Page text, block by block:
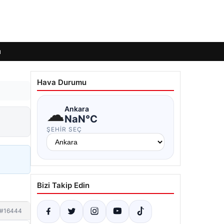
#16444
Hava Durumu
☁Ankara
NaN°C
ŞEHIR SEÇ
Bizi Takip Edin